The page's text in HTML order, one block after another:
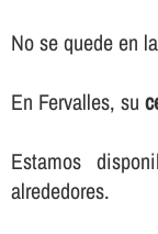
No se quede en
En Fervalles, su
Estamos
alrededores.